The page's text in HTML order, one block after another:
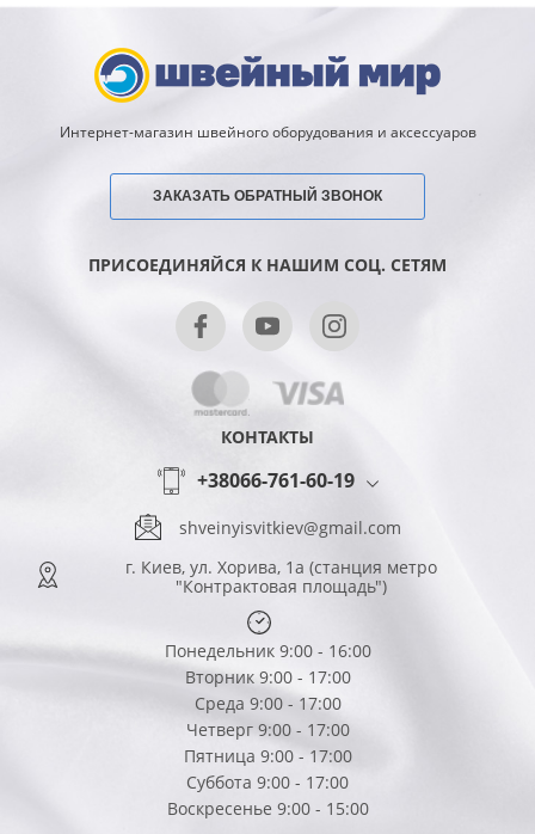
Интернет-магазин швейного оборудования и аксессуаров
ЗАКАЗАТЬ ОБРАТНЫЙ ЗВОНОК
ПРИСОЕДИНЯЙСЯ К НАШИМ СОЦ. СЕТЯМ
КОНТАКТЫ
+38066-761-60-19
shveinyisvitkiev@gmail.com
г. Киев, ул. Хорива, 1а (станция метро
"Контрактовая площадь")
Понедельник 9:00 - 16:00
Вторник 9:00 - 17:00
Среда 9:00 - 17:00
Четверг 9:00 - 17:00
Пятница 9:00 - 17:00
Суббота 9:00 - 17:00
Воскресенье 9:00 - 15:00